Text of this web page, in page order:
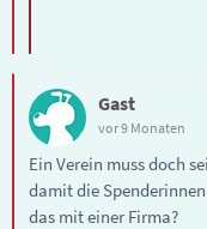
Gast
vor 9 Monaten
Ein Verein muss doch
damit die
das mit einer Firma?